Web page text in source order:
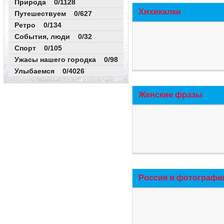
Природа 0/1128
Путешествуем 0/627
Ретро 0/134
События, люди 0/32
Спорт 0/105
Ужасы нашего городка 0/98
Улыбаемся 0/4026
Хихикалки
Женские фразы
Россия в